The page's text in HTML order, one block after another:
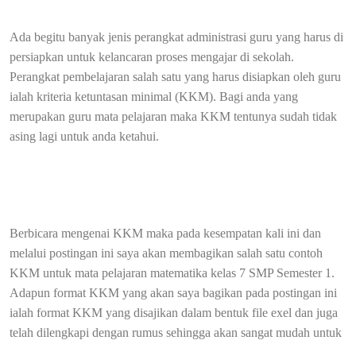
Ada begitu banyak jenis perangkat administrasi guru yang harus di
persiapkan untuk kelancaran proses mengajar di sekolah.
Perangkat pembelajaran salah satu yang harus disiapkan oleh guru
ialah kriteria ketuntasan minimal (KKM). Bagi anda yang
merupakan guru mata pelajaran maka KKM tentunya sudah tidak
asing lagi untuk anda ketahui.
Berbicara mengenai KKM maka pada kesempatan kali ini dan
melalui postingan ini saya akan membagikan salah satu contoh
KKM untuk mata pelajaran matematika kelas 7 SMP Semester 1.
Adapun format KKM yang akan saya bagikan pada postingan ini
ialah format KKM yang disajikan dalam bentuk file exel dan juga
telah dilengkapi dengan rumus sehingga akan sangat mudah untuk